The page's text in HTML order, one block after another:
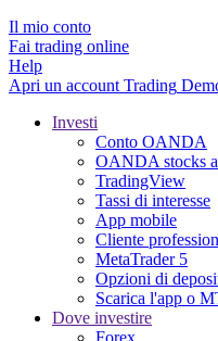
Il mio conto
Fai trading online
Help
Apri un account Trading
Investi
Conto OANDA
OANDA stocks
TradingView
Tassi di interesse
App mobile
Cliente
MetaTrader 5
Opzioni di
Scarica l'app o
Dove investire
Forex